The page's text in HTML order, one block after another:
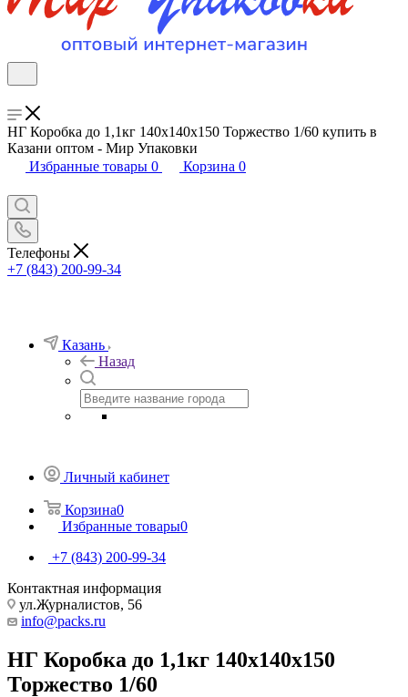
НГ Коробка до 1,1кг 140х140х150 Торжество 1/60 купить в
Казани оптом - Мир Упаковки
Избранные товары 0 Корзина 0
Телефоны
+7 (843) 200-99-34
Казань
Назад
Личный кабинет
Корзина0
Избранные товары0
+7 (843) 200-99-34
Контактная информация
ул.Журналистов, 56
info@packs.ru
НГ Коробка до 1,1кг 140х140х150
Торжество 1/60